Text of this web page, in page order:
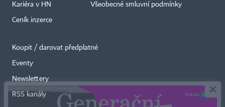
Kariéra v HN
Ceník inzerce
Všeobecné smluvní podmínky
Koupit / darovat předplatné
Eventy
Newslettery
RSS kanály